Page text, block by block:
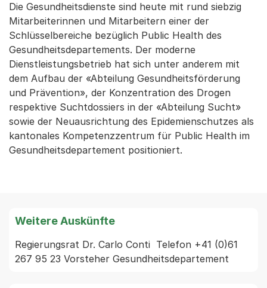
Die Gesundheitsdienste sind heute mit rund siebzig
Mitarbeiterinnen und Mitarbeitern einer der
Schlüsselbereiche bezüglich Public Health des
Gesundheitsdepartements. Der moderne
Dienstleistungsbetrieb hat sich unter anderem mit
dem Aufbau der «Abteilung Gesundheitsförderung
und Prävention», der Konzentration des Drogen
respektive Suchtdossiers in der «Abteilung Sucht»
sowie der Neuausrichtung des Epidemienschutzes als
kantonales Kompetenzzentrum für Public Health im
Gesundheitsdepartement positioniert.
Weitere Auskünfte
Regierungsrat Dr. Carlo Conti  Telefon +41 (0)61
267 95 23 Vorsteher Gesundheitsdepartement